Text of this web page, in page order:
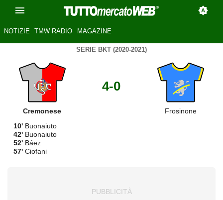
NOTIZIE TMW RADIO MAGAZINE
SERIE BKT (2020-2021)
Cremonese
4-0
Frosinone
10' Buonaiuto
42' Buonaiuto
52' Báez
57' Ciofani